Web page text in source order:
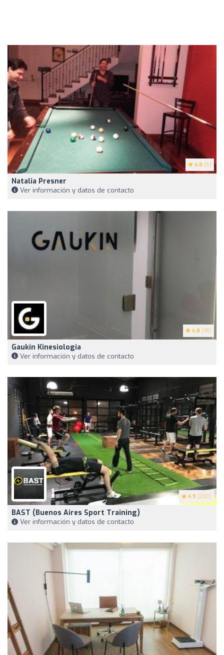
4.8 (5)
Natalia Presner
Ver información y datos de contacto
4.8 (78)
Gaukin Kinesiologia
Ver información y datos de contacto
4.9 (200)
BAST (Buenos Aires Sport Training)
Ver información y datos de contacto